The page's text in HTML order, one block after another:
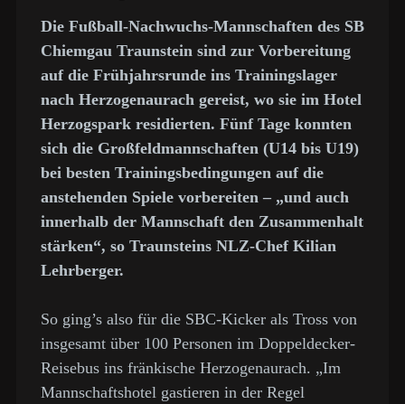
Die Fußball-Nachwuchs-Mannschaften des SB
Chiemgau Traunstein sind zur Vorbereitung
auf die Frühjahrsrunde ins Trainingslager
nach Herzogenaurach gereist, wo sie im Hotel
Herzogspark residierten. Fünf Tage konnten
sich die Großfeldmannschaften (U14 bis U19)
bei besten Trainingsbedingungen auf die
anstehenden Spiele vorbereiten – „und auch
innerhalb der Mannschaft den Zusammenhalt
stärken“, so Traunsteins NLZ-Chef Kilian
Lehrberger.
So ging’s also für die SBC-Kicker als Tross von
insgesamt über 100 Personen im Doppeldecker-
Reisebus ins fränkische Herzogenaurach. „Im
Mannschaftshotel gastieren in der Regel